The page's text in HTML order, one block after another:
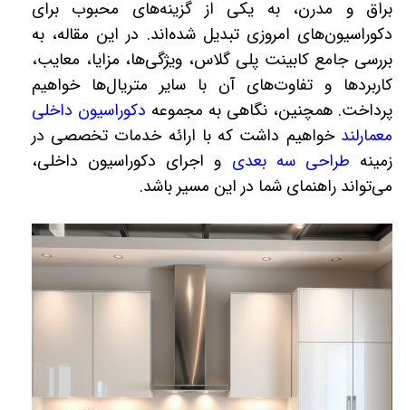
براق و مدرن، به یکی از گزینه‌های محبوب برای
دکوراسیون‌های امروزی تبدیل شده‌اند. در این مقاله، به
بررسی جامع کابینت پلی گلاس، ویژگی‌ها، مزایا، معایب،
کاربردها و تفاوت‌های آن با سایر متریال‌ها خواهیم
پرداخت. همچنین، نگاهی به مجموعه دکوراسیون داخلی
معمارلند خواهیم داشت که با ارائه خدمات تخصصی در
زمینه طراحی سه بعدی و اجرای دکوراسیون داخلی،
می‌تواند راهنمای شما در این مسیر باشد.